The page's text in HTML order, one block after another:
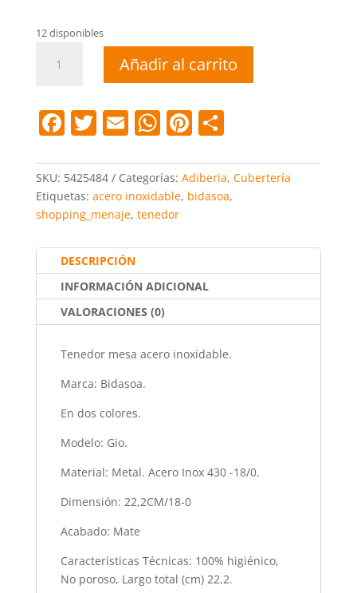
12 disponibles
mesa
gio
cantidad
Añadir al carrito
F
c
e
b
o
o
k
T
itt
er
E
ai
l
W
at
s
A
p
p
Pi
er
e
C
m
p
tir
SKU: 5425484 Categorías: Adiberia, Cubertería
Etiquetas: acero inoxidable, bidasoa,
shopping_menaje, tenedor
DESCRIPCIÓN
INFORMACIÓN ADICIONAL
VALORACIONES (0)
Tenedor mesa acero inoxidable.
Marca: Bidasoa.
En dos colores.
Modelo: Gio.
Material: Metal. Acero Inox 430 -18/0.
Dimensión: 22,2CM/18-0
Acabado: Mate
Características Técnicas: 100% higiénico,
No poroso, Largo total (cm) 22,2.